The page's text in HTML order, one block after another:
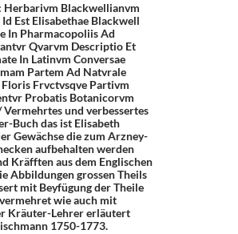
Herbarivm Blackwellianvm
Est Elisabethae Blackwell
In Pharmacopoliis Ad
Qvarvm Descriptio Et
In Latinvm Conversae
Partem Ad Natvrale
Frvctvsqve Partivm
Probatis Botanicorvm
und verbessertes
Buch das ist Elisabeth
Gewächse die zum Arzney-
aufbehalten werden
Kräfften aus dem Englischen
Abbildungen grossen Theils
mit Beyfügung der Theile
wie auch mit
Kräuter-Lehrer erläutert
1750-1773.